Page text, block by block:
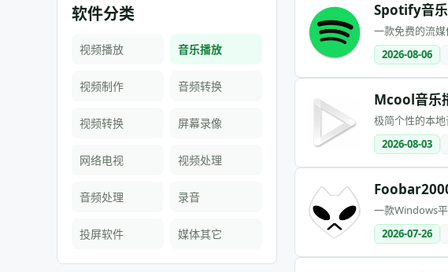
软件分类
视频播放 音乐播放
视频制作 音频转换
视频转换 屏幕录像
网络电视 视频处理
音频处理 录音
投屏软件 媒体其它
Spotify音
一款免费的流
2026-08-06
Mcool音乐
极简个性的本地
2026-08-03
一款Windows
2026-07-26